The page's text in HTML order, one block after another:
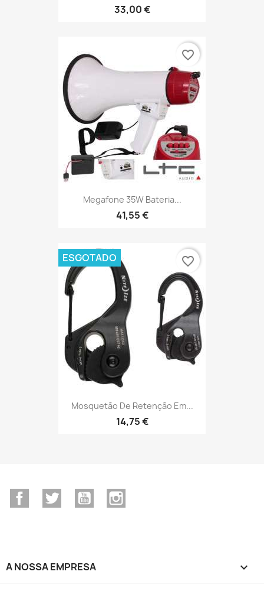
33,00 €
Megafone 35W Bateria...
41,55 €
favorite_border
Mosquetão De Retenção Em...
14,75 €
ESGOTADO favorite_border
FacebookTwitter YouTube
A NOSSA EMPRESA 